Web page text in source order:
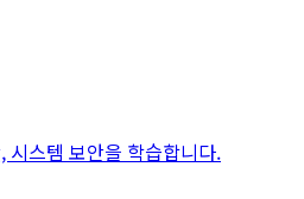
시스템 보안을 학습합니다.